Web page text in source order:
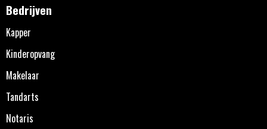
Bedrijven
Kapper
Kinderopvang
Makelaar
Tandarts
Notaris